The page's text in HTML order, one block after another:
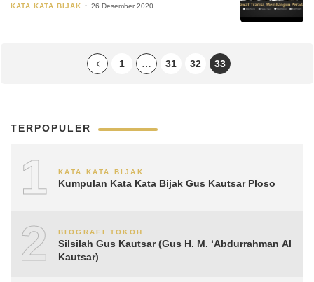
KATA KATA BIJAK 26 Desember 2020
1 … 31 32 33
TERPOPULER
1 KATA KATA BIJAK
Kumpulan Kata Kata Bijak Gus Kautsar Ploso
2 BIOGRAFI TOKOH
Silsilah Gus Kautsar (Gus H. M. ‘Abdurrahman Al
Kautsar)